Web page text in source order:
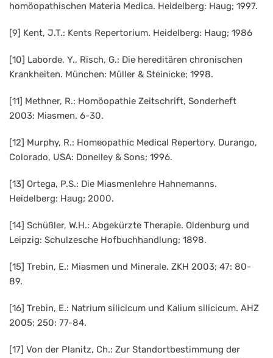
homöopathischen Materia Medica. Heidelberg: Haug; 1997.
[9] Kent, J.T.: Kents Repertorium. Heidelberg: Haug; 1986
[10] Laborde, Y., Risch, G.: Die hereditären chronischen
Krankheiten. München: Müller & Steinicke; 1998.
[11] Methner, R.: Homöopathie Zeitschrift, Sonderheft
2003: Miasmen. 6-30.
[12] Murphy, R.: Homeopathic Medical Repertory. Durango,
Colorado, USA: Donelley & Sons; 1996.
[13] Ortega, P.S.: Die Miasmenlehre Hahnemanns.
Heidelberg: Haug; 2000.
[14] Schüßler, W.H.: Abgekürzte Therapie. Oldenburg und
Leipzig: Schulzesche Hofbuchhandlung; 1898.
[15] Trebin, E.: Miasmen und Minerale. ZKH 2003; 47: 80-
89.
[16] Trebin, E.: Natrium silicicum und Kalium silicicum. AHZ
2005; 250: 77-84.
[17] Von der Planitz, Ch.: Zur Standortbestimmung der